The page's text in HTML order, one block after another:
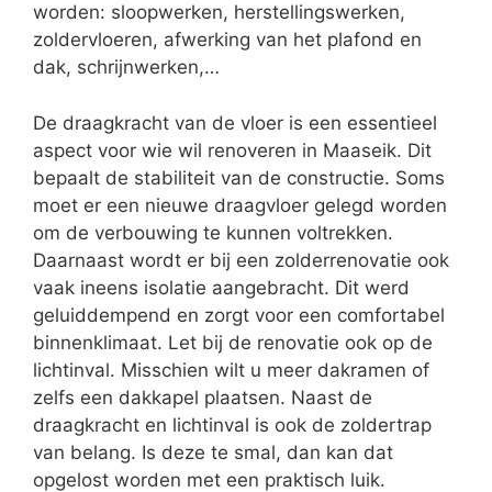
worden: sloopwerken, herstellingswerken,
zoldervloeren, afwerking van het plafond en
dak, schrijnwerken,…
De draagkracht van de vloer is een essentieel
aspect voor wie wil renoveren in Maaseik. Dit
bepaalt de stabiliteit van de constructie. Soms
moet er een nieuwe draagvloer gelegd worden
om de verbouwing te kunnen voltrekken.
Daarnaast wordt er bij een zolderrenovatie ook
vaak ineens isolatie aangebracht. Dit werd
geluiddempend en zorgt voor een comfortabel
binnenklimaat. Let bij de renovatie ook op de
lichtinval. Misschien wilt u meer dakramen of
zelfs een dakkapel plaatsen. Naast de
draagkracht en lichtinval is ook de zoldertrap
van belang. Is deze te smal, dan kan dat
opgelost worden met een praktisch luik.